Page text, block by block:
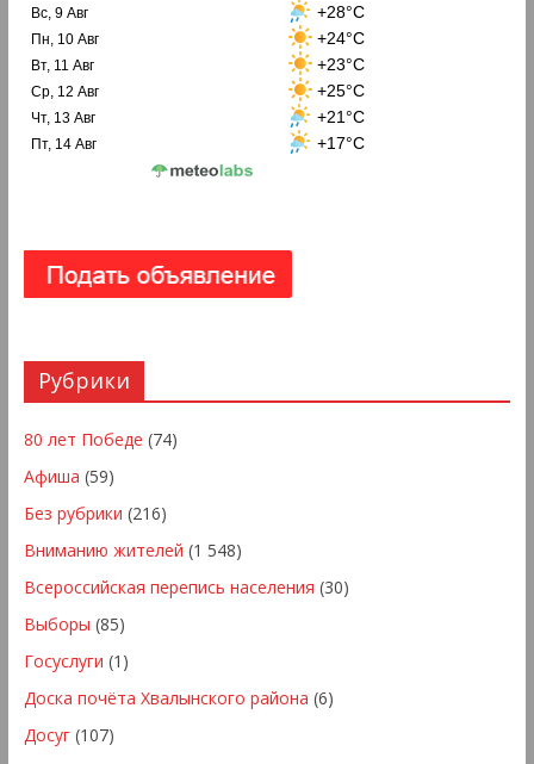
Вс, 9 Авг +28°C
Пн, 10 Авг +24°C
Вт, 11 Авг +23°C
Ср, 12 Авг +25°C
Чт, 13 Авг +21°C
Пт, 14 Авг +17°C
Рубрики
80 лет Победе (74)
Афиша (59)
Без рубрики (216)
Вниманию жителей (1 548)
Всероссийская перепись населения (30)
Выборы (85)
Госуслуги (1)
Доска почёта Хвалынского района (6)
Досуг(107)